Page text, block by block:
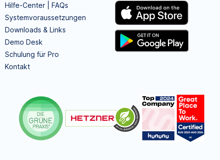
Hilfe-Center | FAQs
Systemvoraussetzungen
Downloads & Links
Demo Desk
Schulung für Pro
Kontakt